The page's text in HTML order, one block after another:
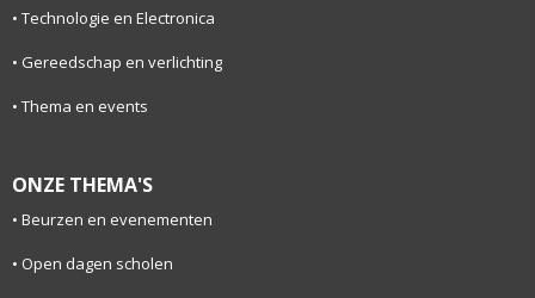
Technologie en Electronica
Gereedschap en verlichting
Thema en events
ONZE THEMA'S
Beurzen en evenementen
Open dagen scholen